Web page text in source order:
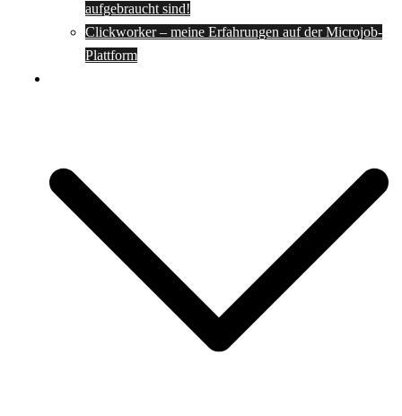
aufgebraucht sind!
Clickworker – meine Erfahrungen auf der Microjob-
Plattform